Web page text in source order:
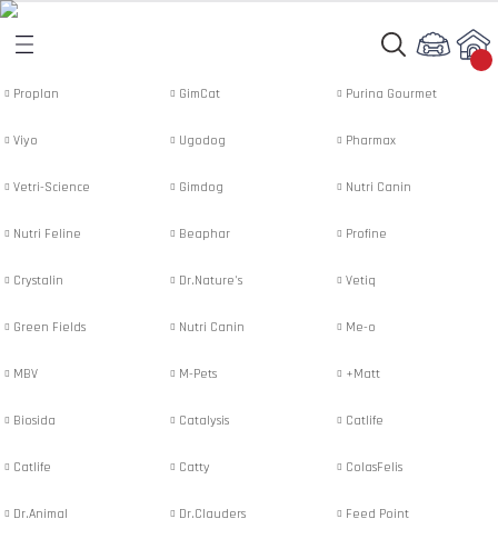
Besinleri
Proplan GimCat Purina Gourmet
Viyo Ugodog Pharmax
Vetri-Science Gimdog Nutri Canin
Nutri Feline Beaphar Profine
Crystalin Dr.Nature's Vetiq
Green Fields Nutri Canin Me-o
MBV M-Pets +Matt
Biosida Catalysis Catlife
Catlife Catty ColasFelis
Dr.Animal Dr.Clauders Feed Point